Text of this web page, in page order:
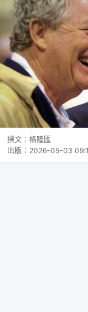
撰文： 格隆匯
出版： 2026-05-03